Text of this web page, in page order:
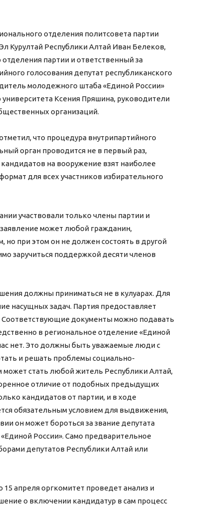
отделения политсовета партии
Курултай Республики Алтай Иван Белеков,
партии и ответственный за
голосования депутат республиканского
молодежного штаба «Единой России»
университета Ксения Пряшина, руководители
организаций.
что процедура внутрипартийного
орган проводится не в первый раз,
на вооружение взят наиболее
для всех участников избирательного
участвовали только члены партии и
может любой гражданин,
при этом он не должен состоять в другой
заручиться поддержкой десяти членов
должны приниматься не в кулуарах. Для
насущных задач. Партия предоставляет
документы можно подавать
в региональное отделение «Единой
нет. Это должны быть уважаемые люди с
и решать проблемы социально-
стать любой житель Республики Алтай,
отличие от подобных предыдущих
кандидатов от партии, и в ходе
обязательным условием для выдвижения,
он может бороться за звание депутата
России». Само предварительное
депутатов Республики Алтай или
апреля оргкомитет проведет анализ и
о включении кандидатур в сам процесс